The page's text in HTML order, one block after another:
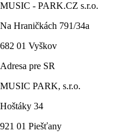
MUSIC - PARK.CZ s.r.o.
Na Hraničkách 791/34a
682 01 Vyškov
Adresa pre SR
MUSIC PARK, s.r.o.
Hoštáky 34
921 01 Piešťany